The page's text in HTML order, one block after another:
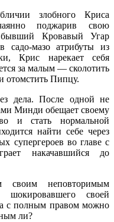
злобного Криса
поджарив свою
Кровавый Угар
садо-мазо атрибуты из
Крис нарекает себя
за малым — сколотить
отомстить Пипцу.
дела. После одной не
Минди обещает своему
и стать нормальной
найти себе через
супергероев во главе с
накачавшийся до
своим неповторимым
своей
с полным правом можно
ли?